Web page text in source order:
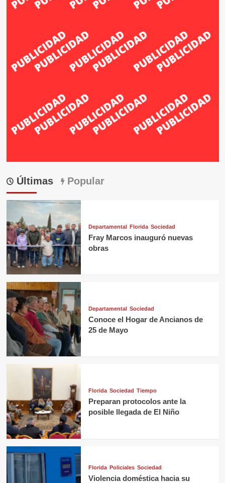
Últimas Popular
Departamental Florida Sociedad
Fray Marcos inauguró nuevas
obras
Departamental Sociedad
Conoce el Hogar de Ancianos de
25 de Mayo
Florida Sociedad Tiempo
Preparan protocolos ante la
posible llegada de El Niño
Florida Policiales Sociedad
Violencia doméstica hacia su